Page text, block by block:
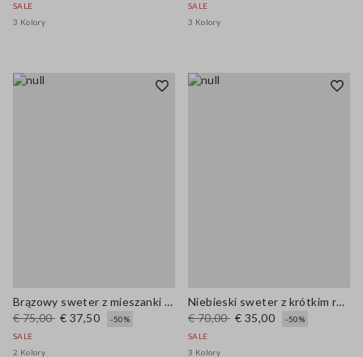
SALE
3 Kolory
SALE
3 Kolory
Brązowy sweter z mieszanki wełny i bawełny regular fit
€ 75,00 € 37,50
-50%
SALE
2 Kolory
Niebieski sweter z krótkim rękawem z mieszanki wełny o regularnym kroju
€ 70,00 € 35,00
-50%
SALE
3 Kolory